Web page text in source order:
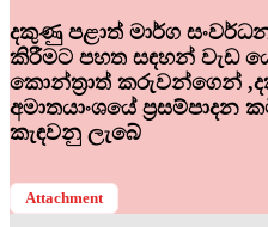
දකුණු පළාත් මාර්ග
කිරීමට පහත සඳහන් වැඩ
කොන්ත්‍රාත් කරුවන්ගෙන්
අමාතයාංශයේ
කැඳවනු ලැබේ
Attachment